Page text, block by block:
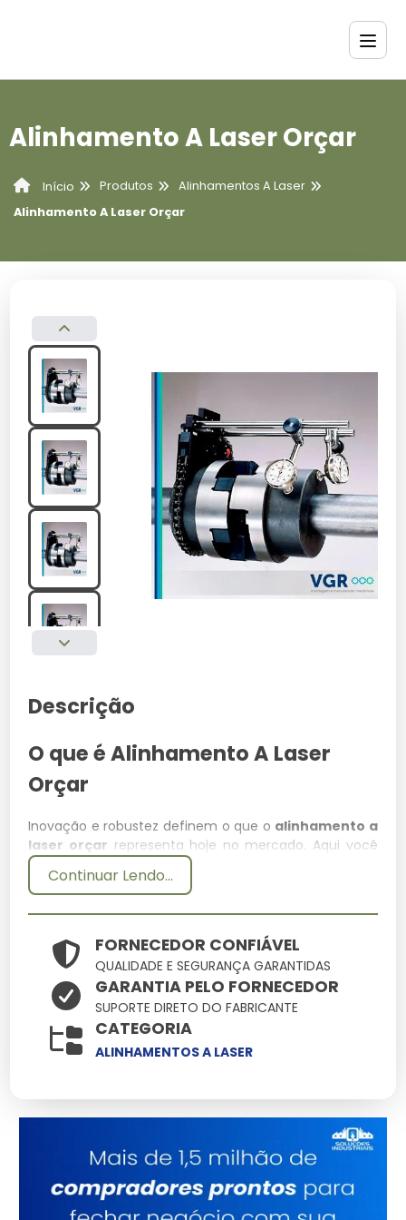
Alinhamento A Laser Orçar
Início Produtos
Alinhamentos A Laser
Alinhamento A Laser Orçar
Descrição
O que é Alinhamento A Laser
Orçar
Inovação e robustez definem o que o alinhamento a
laser orçar representa hoje no mercado. Aqui você
encontra soluções onde cada alinhamento a laser
orçar deve entregar o máximo de performance com
recursos.
Especificações Técnicas
Atributo Detalhes
Tecnologia
Alta tolerância a
impactos e variações
Manuseio
Ergonomia pensada
na facilidade
operacional
Consultoria
Continuar Lendo...
FORNECEDOR CONFIÁVEL
QUALIDADE E SEGURANÇA GARANTIDAS
GARANTIA PELO FORNECEDOR
SUPORTE DIRETO DO FABRICANTE
CATEGORIA
ALINHAMENTOS A LASER